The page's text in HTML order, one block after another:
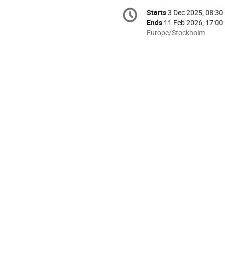
Conference
information
Date/Time
Starts3 Dec 2025, 08:30
Ends 11 Feb 2026, 17:00
All
Europe/Stockholm